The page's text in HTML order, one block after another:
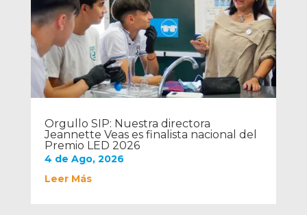
Orgullo SIP: Nuestra directora
Jeannette Veas es finalista nacional del
Premio LED 2026
4 de Ago, 2026
Leer Más